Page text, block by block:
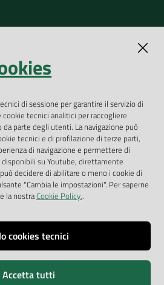
di sessione per garantire il servizio di
tecnici analitici per raccogliere
parte degli utenti. La navigazione può
tecnici e di profilazione di terze parti,
di navigazione e permettere di
su Youtube, direttamente
decidere di abilitare o meno i cookie di
"Cambia le impostazioni". Per saperne
la nostraCookie Policy..
cookies tecnici
Accetta tutti